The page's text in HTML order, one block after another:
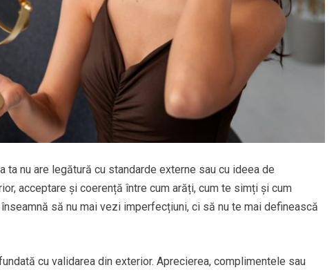
nu are legătură cu standarde externe sau cu ideea de
acceptare și coerență între cum arăți, cum te simți și cum
să nu mai vezi imperfecțiuni, ci să nu te mai definească
cu validarea din exterior. Aprecierea, complimentele sau